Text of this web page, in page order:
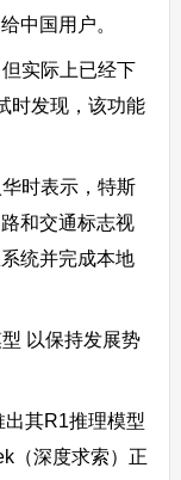
中国用户。
实际上已经下
时发现，该功能
时表示，特斯
和交通标志视
统并完成本地
以保持发展势
其R1推理模型
（深度求索）正